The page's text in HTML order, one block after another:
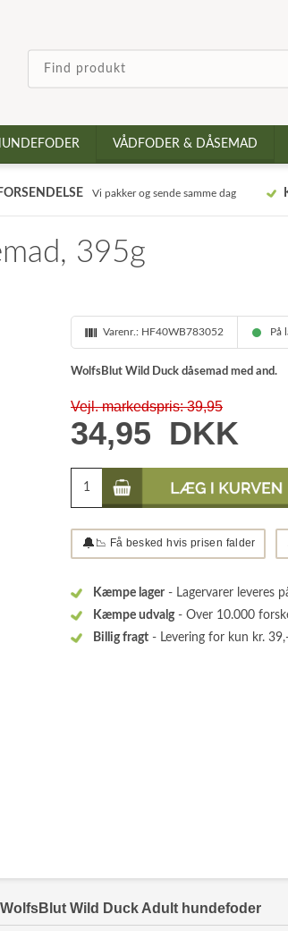
VÅDFODER & DÅSEMAD
Vi pakker og sende samme dag
395g
Varenr.: HF40WB783052 På
WolfsBlut Wild Duck dåsemad med and.
Vejl. markedspris: 39,95
34,95 DKK
🔔 📉 Få besked hvis prisen falder
Kæmpe lager - Lagervarer leveres
Kæmpe udvalg- Over 10.000
Billig fragt - Levering for kun kr.
WolfsBlut Wild Duck Adult hundefoder